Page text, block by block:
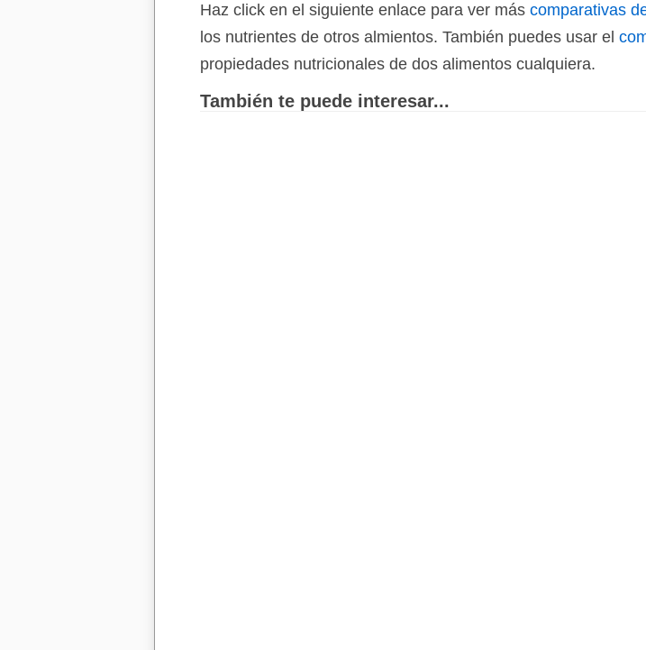
Haz click en el siguiente enlace para ver más comparativas
los nutrientes de otros almientos. También puedes usar el
propiedades nutricionales de dos alimentos cualquiera.
También te puede interesar...